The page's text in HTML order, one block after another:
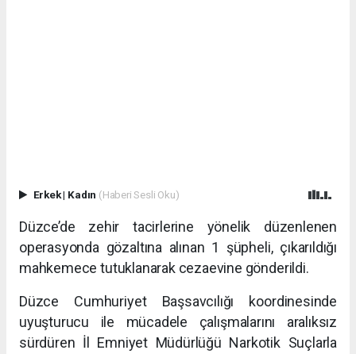
Erkek| Kadın (Haberi Sesli Oku)
Düzce’de zehir tacirlerine yönelik düzenlenen
operasyonda gözaltına alınan 1 şüpheli, çıkarıldığı
mahkemece tutuklanarak cezaevine gönderildi.
Düzce Cumhuriyet Başsavcılığı koordinesinde
uyuşturucu ile mücadele çalışmalarını aralıksız
sürdüren İl Emniyet Müdürlüğü Narkotik Suçlarla